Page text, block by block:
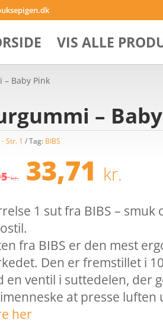
VIS ALLE
– Baby Pink
–
Str. 1 Tag: BIBS
kr. Den
pris
var:
44,95 kr..
33,71 kr.
pris
er:
1 sut fra BIBS – smuk
fra BIBS er den mest
Den er fremstillet i
en ventil i suttedelen, der
at presse luften
her